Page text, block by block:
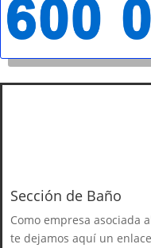
Sección de Baño
Como empresa asociada
te dejamos aquí un